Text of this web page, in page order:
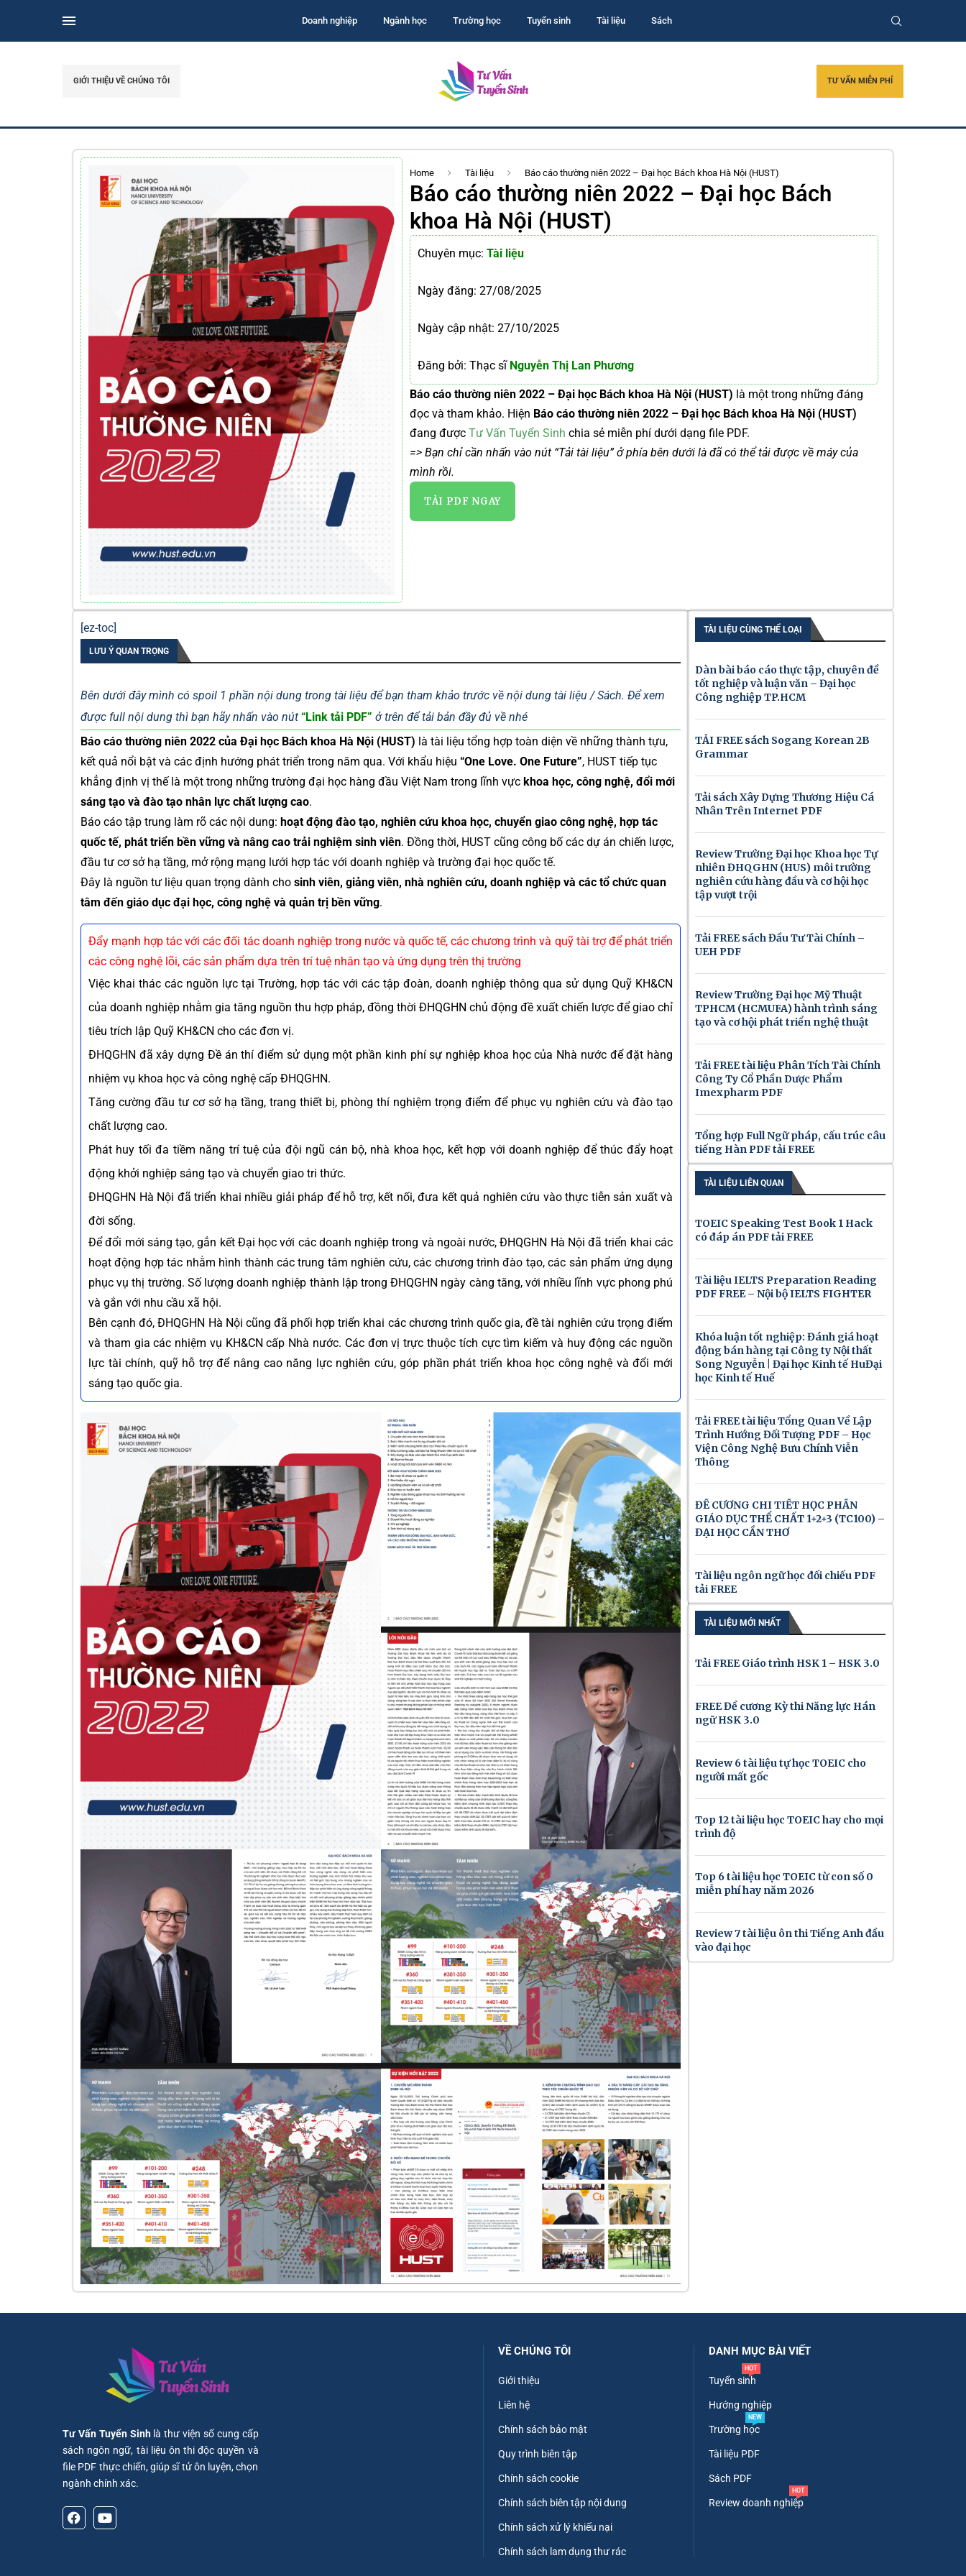
Doanh nghiệp Ngành học Trường học Tuyển sinh Tài liệu Sách
GIỚI THIỆU VỀ CHÚNG TÔI TƯ VẤN MIỄN PHÍ
Home Tài liệu Báo cáo thường niên 2022 – Đại học Bách khoa Hà Nội (HUST)
Báo cáo thường niên 2022 – Đại học Bách
khoa Hà Nội (HUST)
Chuyên mục: Tài liệu
Ngày đăng: 27/08/2025
Ngày cập nhật: 27/10/2025
Đăng bởi: Thạc sĩNguyễn Thị Lan Phương
Báo cáo thường niên 2022 – Đại học Bách khoa Hà Nội (HUST) là một trong những đáng
đọc và tham khảo. Hiện Báo cáo thường niên 2022 – Đại học Bách khoa Hà Nội (HUST)
đang được Tư Vấn Tuyển Sinh chia sẻ miễn phí dưới dạng file PDF.
=> Bạn chỉ cần nhấn vào nút “Tải tài liệu” ở phía bên dưới là đã có thể tải được về máy của
mình rồi.
TẢI PDF NGAY
[ez-toc]
LƯU Ý QUAN TRỌNG
Bên dưới đây mình có spoil 1 phần nội dung trong tài liệu để bạn tham khảo trước về nội dung tài liệu / Sách. Để xem
được full nội dung thì bạn hãy nhấn vào nút “Link tải PDF” ở trên để tải bản đầy đủ về nhé
Báo cáo thường niên 2022 của Đại học Bách khoa Hà Nội (HUST) là tài liệu tổng hợp toàn diện về những thành tựu,
kết quả nổi bật và các định hướng phát triển trong năm qua. Với khẩu hiệu “One Love. One Future”, HUST tiếp tục
khẳng định vị thế là một trong những trường đại học hàng đầu Việt Nam trong lĩnh vực khoa học, công nghệ, đổi mới
sáng tạo và đào tạo nhân lực chất lượng cao.
Báo cáo tập trung làm rõ các nội dung: hoạt động đào tạo, nghiên cứu khoa học, chuyển giao công nghệ, hợp tác
quốc tế, phát triển bền vững và nâng cao trải nghiệm sinh viên. Đồng thời, HUST cũng công bố các dự án chiến lược,
đầu tư cơ sở hạ tầng, mở rộng mạng lưới hợp tác với doanh nghiệp và trường đại học quốc tế.
Đây là nguồn tư liệu quan trọng dành cho sinh viên, giảng viên, nhà nghiên cứu, doanh nghiệp và các tổ chức quan
tâm đến giáo dục đại học, công nghệ và quản trị bền vững.
Đẩy mạnh hợp tác với các đối tác doanh nghiệp trong nước và quốc tế, các chương trình và quỹ tài trợ để phát triển
các công nghệ lõi, các sản phẩm dựa trên trí tuệ nhân tạo và ứng dụng trên thị trường
Việc khai thác các nguồn lực tại Trường, hợp tác với các tập đoàn, doanh nghiệp thông qua sử dụng Quỹ KH&CN
của doanh nghiệp nhằm gia tăng nguồn thu hợp pháp, đồng thời ĐHQGHN chủ động đề xuất chiến lược để giao chỉ
tiêu trích lập Quỹ KH&CN cho các đơn vị.
ĐHQGHN đã xây dựng Đề án thí điểm sử dụng một phần kinh phí sự nghiệp khoa học của Nhà nước để đặt hàng
nhiệm vụ khoa học và công nghệ cấp ĐHQGHN.
Tăng cường đầu tư cơ sở hạ tầng, trang thiết bị, phòng thí nghiệm trọng điểm để phục vụ nghiên cứu và đào tạo
chất lượng cao.
Phát huy tối đa tiềm năng trí tuệ của đội ngũ cán bộ, nhà khoa học, kết hợp với doanh nghiệp để thúc đẩy hoạt
động khởi nghiệp sáng tạo và chuyển giao tri thức.
ĐHQGHN Hà Nội đã triển khai nhiều giải pháp để hỗ trợ, kết nối, đưa kết quả nghiên cứu vào thực tiễn sản xuất và
đời sống.
Để đổi mới sáng tạo, gắn kết Đại học với các doanh nghiệp trong và ngoài nước, ĐHQGHN Hà Nội đã triển khai các
hoạt động hợp tác nhằm hình thành các trung tâm nghiên cứu, các chương trình đào tạo, các sản phẩm ứng dụng
phục vụ thị trường. Số lượng doanh nghiệp thành lập trong ĐHQGHN ngày càng tăng, với nhiều lĩnh vực phong phú
và gắn với nhu cầu xã hội.
Bên cạnh đó, ĐHQGHN Hà Nội cũng đã phối hợp triển khai các chương trình quốc gia, đề tài nghiên cứu trọng điểm
và tham gia các nhiệm vụ KH&CN cấp Nhà nước. Các đơn vị trực thuộc tích cực tìm kiếm và huy động các nguồn
lực tài chính, quỹ hỗ trợ để nâng cao năng lực nghiên cứu, góp phần phát triển khoa học công nghệ và đổi mới
sáng tạo quốc gia.
TÀI LIỆU CÙNG THỂ LOẠI
Dàn bài báo cáo thực tập, chuyên đề
tốt nghiệp và luận văn – Đại học
Công nghiệp TP.HCM
TẢI FREE sách Sogang Korean 2B
Grammar
Tải sách Xây Dựng Thương Hiệu Cá
Nhân Trên Internet PDF
Review Trường Đại học Khoa học Tự
nhiên ĐHQGHN (HUS) môi trường
nghiên cứu hàng đầu và cơ hội học
tập vượt trội
Tải FREE sách Đầu Tư Tài Chính –
UEH PDF
Review Trường Đại học Mỹ Thuật
TPHCM (HCMUFA) hành trình sáng
tạo và cơ hội phát triển nghệ thuật
Tải FREE tài liệu Phân Tích Tài Chính
Công Ty Cổ Phần Dược Phẩm
Imexpharm PDF
Tổng hợp Full Ngữ pháp, cấu trúc câu
tiếng Hàn PDF tải FREE
TÀI LIỆU LIÊN QUAN
TOEIC Speaking Test Book 1 Hack
có đáp án PDF tải FREE
Tài liệu IELTS Preparation Reading
PDF FREE – Nội bộ IELTS FIGHTER
Khóa luận tốt nghiệp: Đánh giá hoạt
động bán hàng tại Công ty Nội thất
Song Nguyễn | Đại học Kinh tế HuĐại
học Kinh tế Huế
Tải FREE tài liệu Tổng Quan Về Lập
Trình Hướng Đối Tượng PDF – Học
Viện Công Nghệ Bưu Chính Viễn
Thông
ĐỀ CƯƠNG CHI TIẾT HỌC PHẦN
GIÁO DỤC THỂ CHẤT 1+2+3 (TC100) –
ĐẠI HỌC CẦN THƠ
Tài liệu ngôn ngữ học đối chiếu PDF
tải FREE
TÀI LIỆU MỚI NHẤT
Tải FREE Giáo trình HSK 1 – HSK 3.0
FREE Đề cương Kỳ thi Năng lực Hán
ngữ HSK 3.0
Review 6 tài liệu tự học TOEIC cho
người mất gốc
Top 12 tài liệu học TOEIC hay cho mọi
trình độ
Top 6 tài liệu học TOEIC từ con số 0
miễn phí hay năm 2026
Review 7 tài liệu ôn thi Tiếng Anh đầu
vào đại học
Tư Vấn Tuyển Sinhlà thư viện số cung cấp
sách ngôn ngữ, tài liệu ôn thi độc quyền và
file PDF thực chiến, giúp sĩ tử ôn luyện, chọn
ngành chính xác.
VỀ CHÚNG TÔI
Giới thiệu
Liên hệ
Chính sách bảo mật
Quy trình biên tập
Chính sách cookie
Chính sách biên tập nội dung
Chính sách xử lý khiếu nại
Chính sách lam dụng thư rác
DANH MỤC BÀI VIẾT
Tuyển sinh
HOT
Hướng nghiệp
Trường học
NEW
Tài liệu PDF
Sách PDF
Review doanh nghiệp
HOT